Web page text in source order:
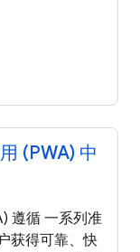
(PWA) 中
遵循 一系列准
获得可靠、快